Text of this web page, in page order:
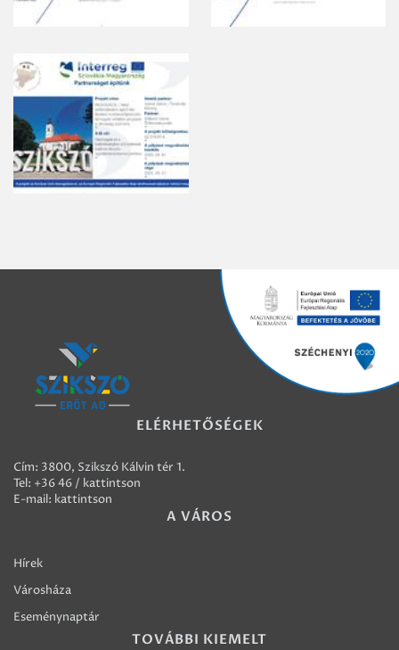
ELÉRHETŐSÉGEK
Cím: 3800, Szikszó Kálvin tér 1.
Tel: +36 46 / kattintson
E-mail: kattintson
A VÁROS
Hírek
Városháza
Eseménynaptár
TOVÁBBI KIEMELT